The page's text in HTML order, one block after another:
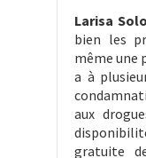
Larisa
bien les
même une
a à
aux
gratuite